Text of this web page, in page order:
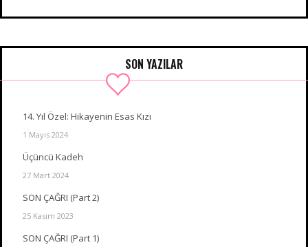
SON YAZILAR
14. Yıl Özel: Hikayenin Esas Kızı
1 Mayıs 2024
Üçüncü Kadeh
27 Mart 2024
SON ÇAĞRI (Part 2)
25 Kasım 2023
SON ÇAĞRI (Part 1)